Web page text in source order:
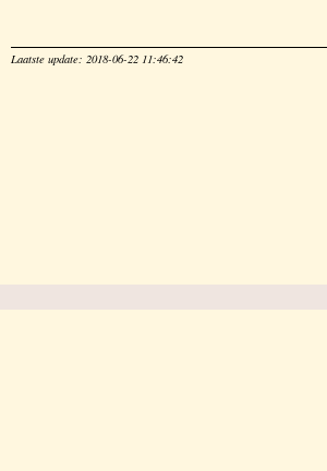
Laatste update: 2018-06-22 11:46:42